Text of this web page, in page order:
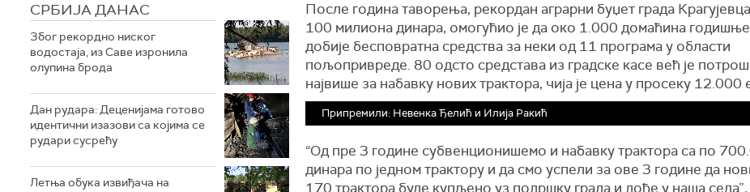
СРБИЈА ДАНАС
Због рекордно ниског
водостаја, из Саве изронила
олупина брода
Дан рудара: Деценијама готово
идентични изазови са којима се
рудари сусрећу
Летња обука извиђача на
После година таворења, рекордан аграрни буџет града
100 милиона динара, омогућио је да око 1.000 домаћина годишње
добије бесповратна средства за неки од 11 програма у области
пољопривреде. 80 одсто средстава из градске касе већ је
највише за набавку нових трактора, чија је цена у просеку 12.000
Припремили: Невенка Ђелић и Илија Ракић
“Од пре 3 године субвенционишемо и набавку трактора са по
динара по једном трактору и да смо успели за ове 3 године да
170 трактора буде купљено уз подршку града и дође у наша